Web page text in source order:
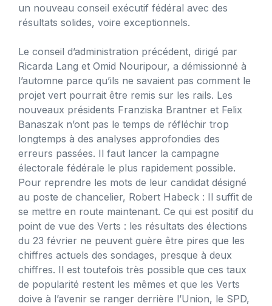
un nouveau conseil exécutif fédéral avec des
résultats solides, voire exceptionnels.
Le conseil d’administration précédent, dirigé par
Ricarda Lang et Omid Nouripour, a démissionné à
l’automne parce qu’ils ne savaient pas comment le
projet vert pourrait être remis sur les rails. Les
nouveaux présidents Franziska Brantner et Felix
Banaszak n’ont pas le temps de réfléchir trop
longtemps à des analyses approfondies des
erreurs passées. Il faut lancer la campagne
électorale fédérale le plus rapidement possible.
Pour reprendre les mots de leur candidat désigné
au poste de chancelier, Robert Habeck : Il suffit de
se mettre en route maintenant. Ce qui est positif du
point de vue des Verts : les résultats des élections
du 23 février ne peuvent guère être pires que les
chiffres actuels des sondages, presque à deux
chiffres. Il est toutefois très possible que ces taux
de popularité restent les mêmes et que les Verts
doive à l’avenir se ranger derrière l’Union, le SPD,